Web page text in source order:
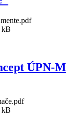
kB
ÚPN-M
kB